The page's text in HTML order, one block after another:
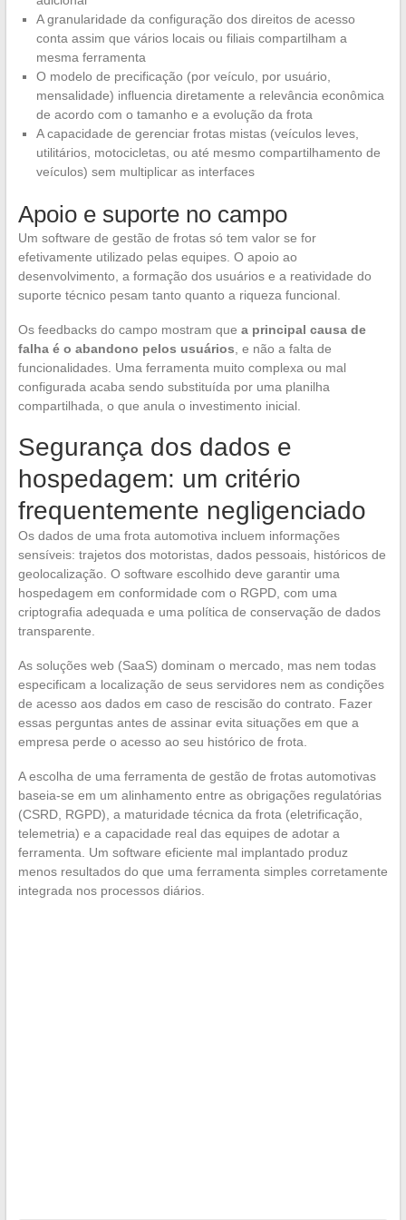
A granularidade da configuração dos direitos de acesso
conta assim que vários locais ou filiais compartilham a
mesma ferramenta
O modelo de precificação (por veículo, por usuário,
mensalidade) influencia diretamente a relevância econômica
de acordo com o tamanho e a evolução da frota
A capacidade de gerenciar frotas mistas (veículos leves,
utilitários, motocicletas, ou até mesmo compartilhamento de
veículos) sem multiplicar as interfaces
Apoio e suporte no campo
Um software de gestão de frotas só tem valor se for
efetivamente utilizado pelas equipes. O apoio ao
desenvolvimento, a formação dos usuários e a reatividade do
suporte técnico pesam tanto quanto a riqueza funcional.
Os feedbacks do campo mostram que a principal causa de
falha é o abandono pelos usuários, e não a falta de
funcionalidades. Uma ferramenta muito complexa ou mal
configurada acaba sendo substituída por uma planilha
compartilhada, o que anula o investimento inicial.
Segurança dos dados e
hospedagem: um critério
frequentemente negligenciado
Os dados de uma frota automotiva incluem informações
sensíveis: trajetos dos motoristas, dados pessoais, históricos de
geolocalização. O software escolhido deve garantir uma
hospedagem em conformidade com o RGPD, com uma
criptografia adequada e uma política de conservação de dados
transparente.
As soluções web (SaaS) dominam o mercado, mas nem todas
especificam a localização de seus servidores nem as condições
de acesso aos dados em caso de rescisão do contrato. Fazer
essas perguntas antes de assinar evita situações em que a
empresa perde o acesso ao seu histórico de frota.
A escolha de uma ferramenta de gestão de frotas automotivas
baseia-se em um alinhamento entre as obrigações regulatórias
(CSRD, RGPD), a maturidade técnica da frota (eletrificação,
telemetria) e a capacidade real das equipes de adotar a
ferramenta. Um software eficiente mal implantado produz
menos resultados do que uma ferramenta simples corretamente
integrada nos processos diários.